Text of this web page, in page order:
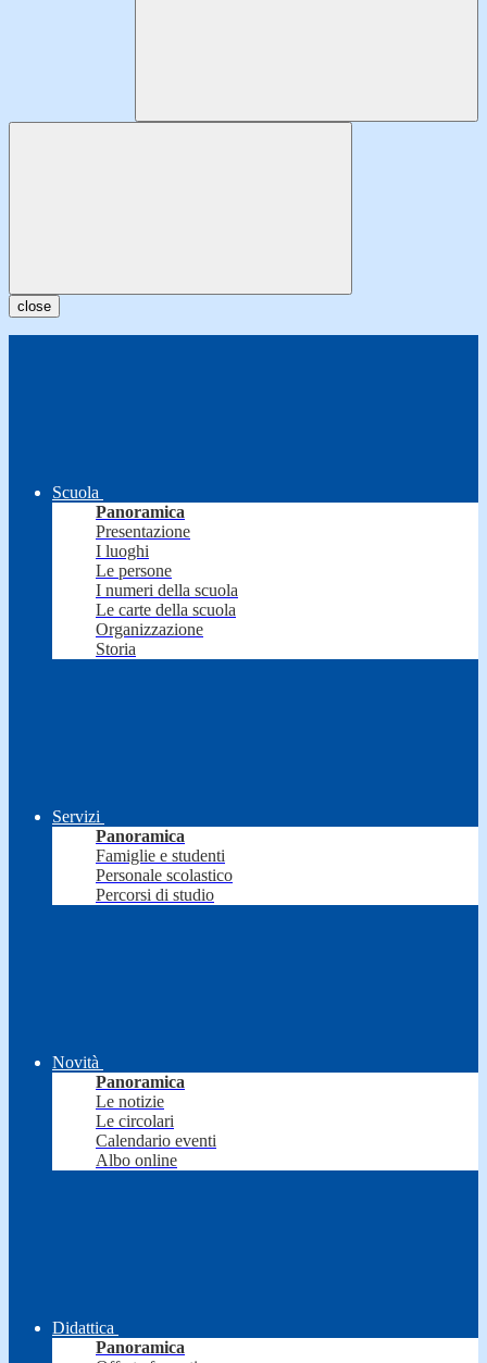
close
Scuola
Panoramica
Presentazione
I luoghi
Le persone
I numeri della scuola
Le carte della scuola
Organizzazione
Storia
Servizi
Panoramica
Famiglie e studenti
Personale scolastico
Percorsi di studio
Novità
Panoramica
Le notizie
Le circolari
Calendario eventi
Albo online
Didattica
Panoramica